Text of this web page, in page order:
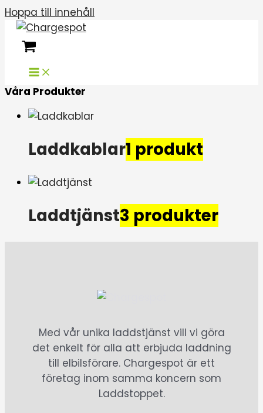
Hoppa till innehåll
Våra Produkter
Laddkablar1 produkt
Laddtjänst3 produkter
Med vår unika laddstjänst vill vi göra
det enkelt för alla att erbjuda laddning
till elbilsförare. Chargespot är ett
företag inom samma koncern som
Laddstoppet.